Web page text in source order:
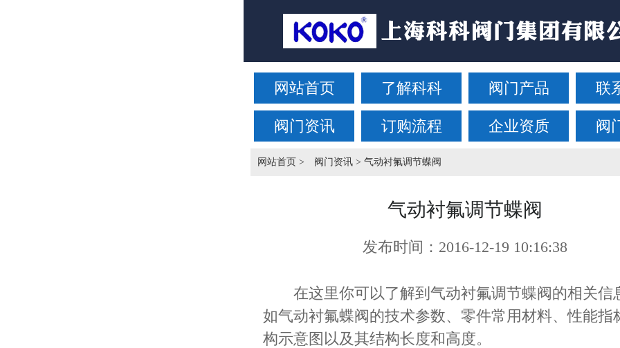
网站首页 了解科科 阀门产品 联
阀门资讯 订购流程 企业资质 阀
网站首页 > 阀门资讯 > 气动衬氟调节蝶阀
气动衬氟调节蝶阀
发布时间： 2016-12-19 10:16:38
在这里你可以了解到气动衬氟调节蝶阀的相关信
如气动衬氟蝶阀的技术参数、零件常用材料、性能指
构示意图以及其结构长度和高度。